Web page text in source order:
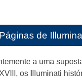
Páginas de
a uma
os Illuminati